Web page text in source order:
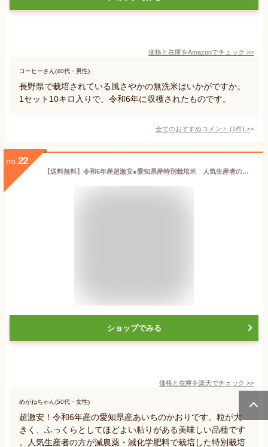
価格と在庫をAmazonでチェック >>
コーヒーさん(40代・男性)
長野県で栽培されている風さやかの無洗米はいかがですか。
1セット10キロ入りで、令和6年に収穫されたものです。
全てのおすすめコメント (1件) >
no. 22
【送料無料】令和6年産超激安●愛知県産特別栽培米 人気生産者の棚橋誠さん『特別栽培あいちのかおり』玄米10kg（北海道・沖縄追加運賃）
ショップでみる
価格と在庫を楽天でチェック >>
めがねちゃん(50代・女性)
超激安！令和6年産の愛知県産あいちのかおりです。粒が大
きく、ふっくらとしてほどよい粘りがある美味しい品種です
。人気生産者の方が減農薬・減化学肥料で栽培した特別栽培